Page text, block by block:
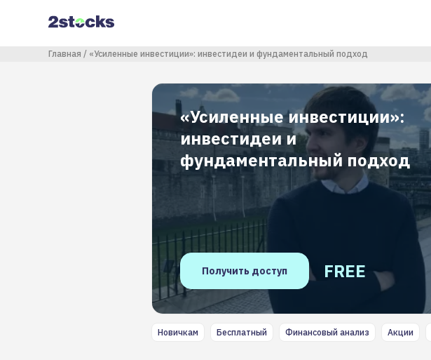
содержанию
Строка навигации
Главная «Усиленные инвестиции»: инвестидеи и фундаментальный подход
«Усиленные инвестиции»:
инвестидеи и
фундаментальный подход
FREE
Новичкам Бесплатный Финансовый анализ Акции